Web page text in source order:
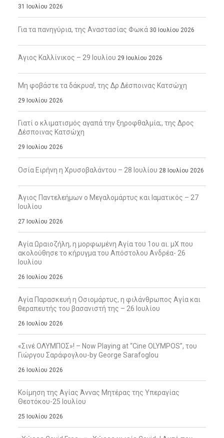
31 Ιουλίου 2026
Για τα πανηγύρια, της Αναστασίας Φωκά 30 Ιουλίου 2026
Άγιος Καλλίνικος – 29 Ιουλίου 29 Ιουλίου 2026
Μη φοβάστε τα δάκρυα!, της Δρ Δέσποινας Κατσώχη
29 Ιουλίου 2026
Γιατί ο κλιματισμός αγαπά την ξηροφθαλμία;, της Δρος
Δέσποινας Κατσώχη
29 Ιουλίου 2026
Οσία Ειρήνη η Χρυσοβαλάντου – 28 Ιουλίου 28 Ιουλίου 2026
Άγιος Παντελεήμων ο Μεγαλομάρτυς και Ιαματικός – 27
Ιουλίου
27 Ιουλίου 2026
Αγία Ωραιοζήλη, η μορφωμένη Αγία του 1ου αι. μΧ που
ακολούθησε το κήρυγμα του Απόστολου Ανδρέα- 26
Ιουλίου
26 Ιουλίου 2026
Αγία Παρασκευή η Οσιομάρτυς, η φιλάνθρωπος Αγία και
θεραπευτής του βασανιστή της – 26 Ιουλίου
26 Ιουλίου 2026
«Σινέ ΟΛΥΜΠΟΣ»! – Now Playing at “Cine OLYMPOS”, του
Γιώργου Σαράφογλου-by George Sarafoglou
26 Ιουλίου 2026
Κοίμηση της Αγίας Άννας Μητέρας της Υπεραγίας
Θεοτόκου-25 Ιουλίου
25 Ιουλίου 2026